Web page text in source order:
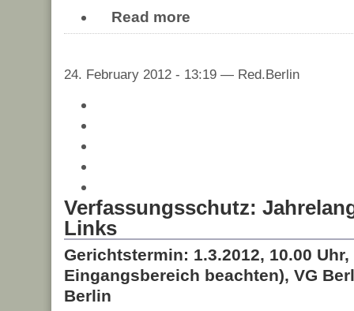
Read more
24. February 2012 - 13:19 — Red.Berlin
Verfassungsschutz:
Links
Gerichtstermin: 1.3.2012, 10.00
Eingangsbereich beachten), VG
Berlin